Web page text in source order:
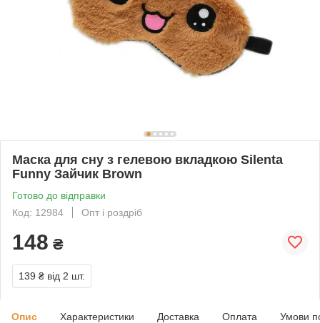
Маска для сну з гелевою вкладкою Silenta
Funny Зайчик Brown
Готово до відправки
Код: 12984
Опт і роздріб
148 ₴
139 ₴ від 2 шт.
Опис Характеристики Доставка Оплата Умови